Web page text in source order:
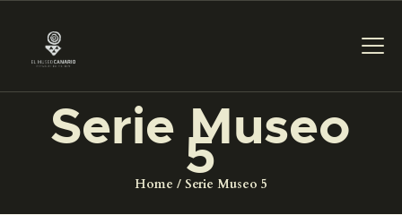
Serie Museo
5
Home Serie Museo 5
PREPARAR LA VISITA